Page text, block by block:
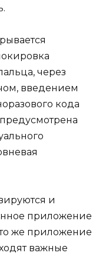
через
введением
кода
и
приложение
же приложение
важные